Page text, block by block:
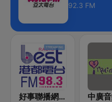
92.3 FM
好事聯播網 港都983 Best Radio FM98.3